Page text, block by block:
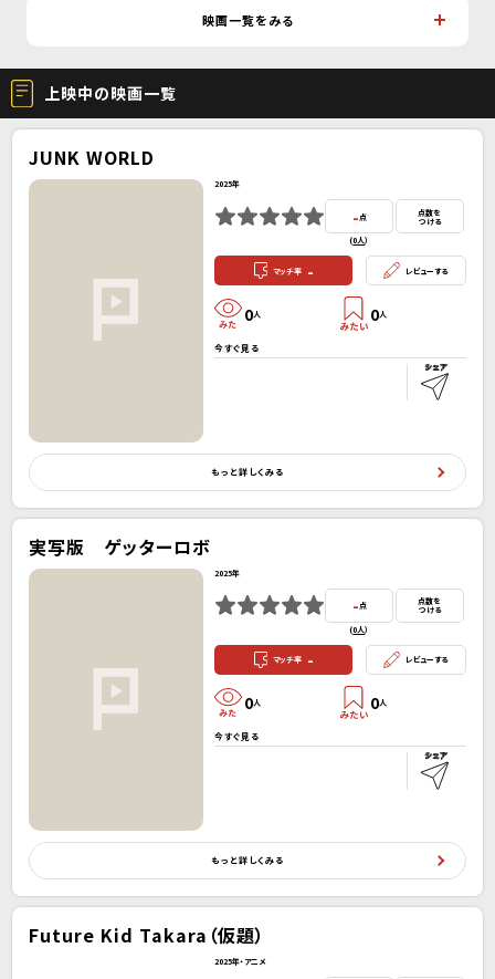
映画一覧をみる
上映中の映画一覧
JUNK WORLD
2025年
- 点
(0人）
点数を
つける
マッチ率 - レビューする
0人 0人
今すぐ見る
もっと詳しくみる
実写版 ゲッターロボ
2025年
-点
(0人）
点数を
つける
マッチ率 - レビューする
0人 0人
今すぐ見る
もっと詳しくみる
Future Kid Takara（仮題）
2025年・アニメ